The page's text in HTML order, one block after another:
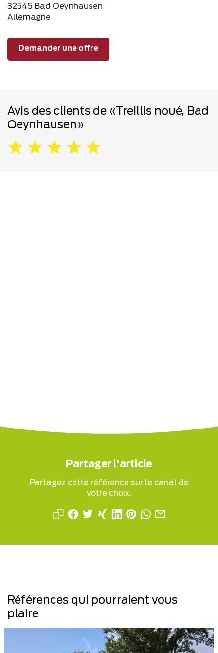
32545 Bad Oeynhausen
Allemagne
Demander une offre
Avis des clients de «Treillis noué, Bad
Oeynhausen»
Partager l'article
Partagez cette référence sur le canal de
votre choix.
Références qui pourraient vous
plaire